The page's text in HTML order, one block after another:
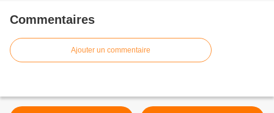
Commentaires
Ajouter un commentaire